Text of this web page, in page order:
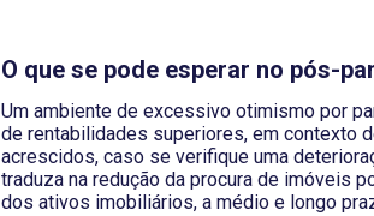
O que se pode esperar no pós-
Um ambiente de excessivo otimismo por
de rentabilidades superiores, em contexto
acrescidos, caso se verifique uma
traduza na redução da procura de imóveis
dos ativos imobiliários, a médio e longo